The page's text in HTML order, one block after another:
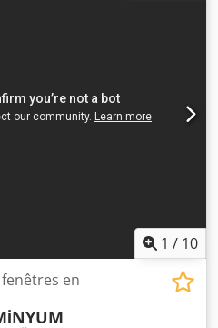
• Système d'armoire
• Système pneumatique
1 / 10
en